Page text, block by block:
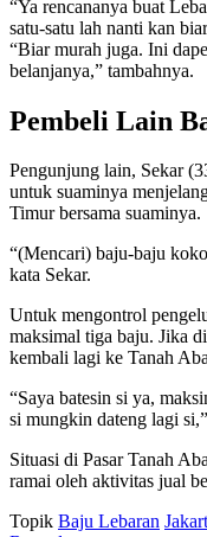
“Ya rencananya buat
satu-satu lah nanti kan
“Biar murah juga. Ini
belanjanya,” tambahnya.
Pembeli Lain
Pengunjung lain, Sekar
untuk suaminya
Timur bersama suaminya.
“(Mencari) baju-baju
kata Sekar.
Untuk mengontrol
maksimal tiga baju. Jika
kembali lagi ke Tanah
“Saya batesin si ya,
si mungkin dateng lagi
Situasi di Pasar Tanah
ramai oleh aktivitas jual
Topik Baju Lebaran